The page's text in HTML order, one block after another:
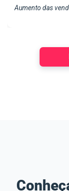
Aumento das